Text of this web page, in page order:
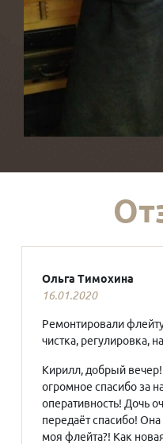
Ольга Тимохина
16.01.2020
Ремонтировали
чистка, регулировка,
Кирилл, добрый вечер!
огромное спасибо за
оперативность! Дочь
передаёт спасибо!
моя флейта?! Как